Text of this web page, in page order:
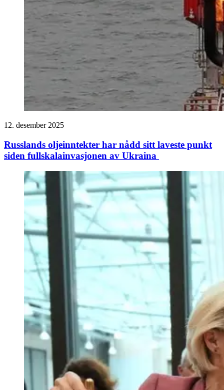
12. desember 2025
Russlands oljeinntekter har nådd sitt laveste punkt
siden fullskalainvasjonen av Ukraina